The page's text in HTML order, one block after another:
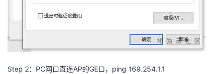
Step 2： PC网口直连AP的GE口， ping 169.254.1.1